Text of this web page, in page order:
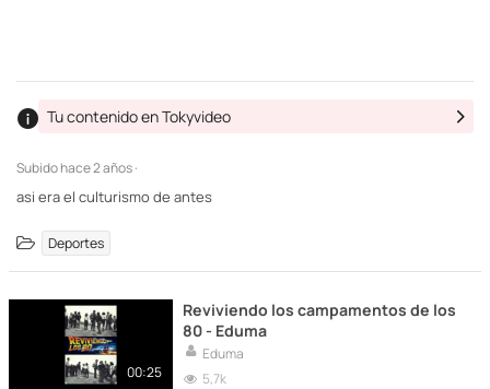
Subidohace 2 años ·
Tu contenido en Tokyvideo
asi era el culturismo de antes
Deportes
00:25
Reviviendo los campamentos de los
80 - Eduma
Eduma
5,7k